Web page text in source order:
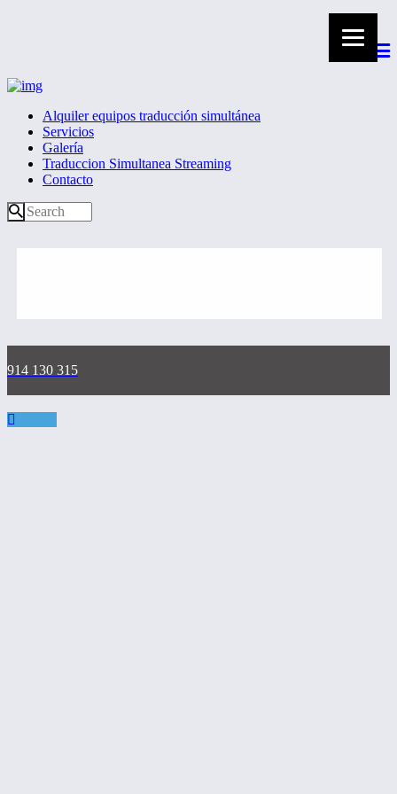
Alquiler equipos traducción simultánea
Servicios
Galería
Traduccion Simultanea Streaming
Contacto
914 130 315